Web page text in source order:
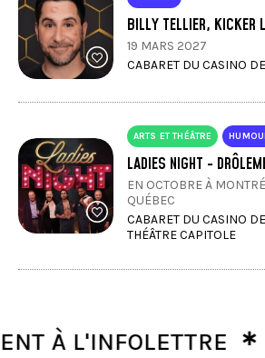
BILLY TELLIER, KICKER
19 MARS 2027
CABARET DU CASINO
ARTS ET THÉÂTRE
LADIES NIGHT -
EN OCTOBRE À
QUÉBEC
CABARET DU CASINO
THÉÂTRE CAPITOLE
L'INFOLETTRE ∗